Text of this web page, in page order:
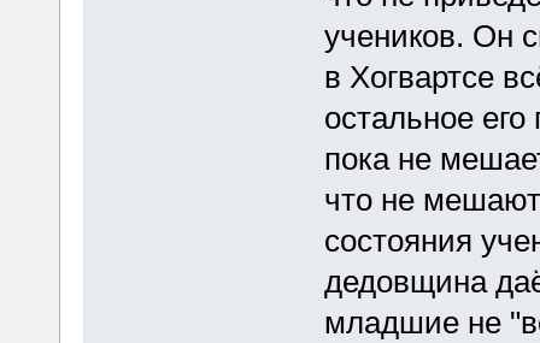
учеников. Он
в Хогвартсе
остальное
пока не
что не
состояния
дедовщина
младшие не